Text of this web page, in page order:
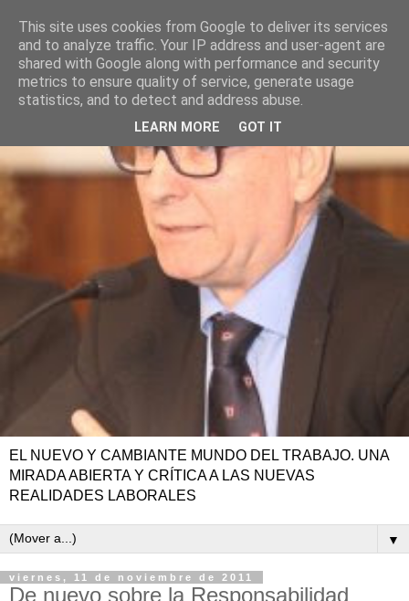
EL NUEVO Y CAMBIANTE MUNDO DEL TRABAJO. UNA
MIRADA ABIERTA Y CRÍTICA A LAS NUEVAS
REALIDADES LABORALES
▼
viernes, 11 de noviembre de 2011
De nuevo sobre la Responsabilidad
This site uses cookies from Google to deliver its services
and to analyze traffic. Your IP address and user-agent are
shared with Google along with performance and security
metrics to ensure quality of service, generate usage
statistics, and to detect and address abuse.
LEARN MORE GOT IT